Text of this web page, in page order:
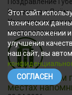
Кожемяко с Днём
Уважаемые
малочисленных...
О безопасном
местах
Этот сайт
технических
местоположении и
улучшения
наш сайт, вы
СОГЛАСЕН